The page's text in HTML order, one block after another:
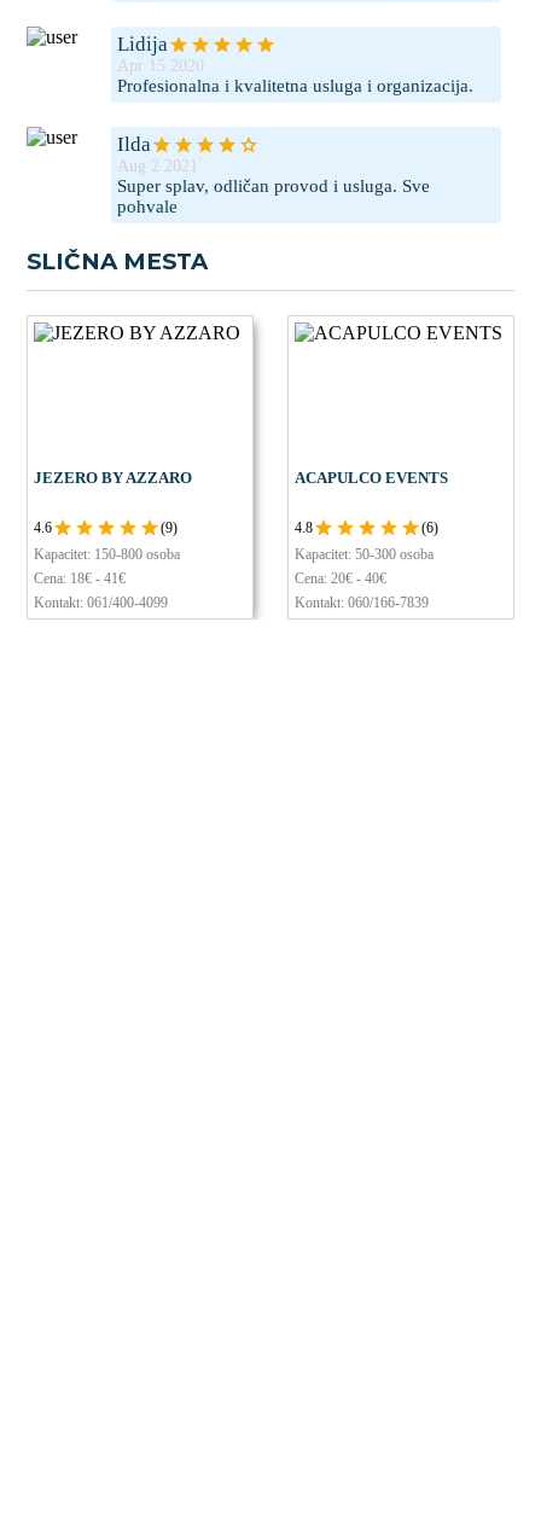
Lidija
Apr 15 2020
Profesionalna i kvalitetna usluga i organizacija.
Ilda
Aug 2 2021
Super splav, odličan provod i usluga. Sve
pohvale
SLIČNA MESTA
JEZERO BY AZZARO
4.6
(9)
Kapacitet: 150-800 osoba
Cena: 18€ - 41€
Kontakt:061/400-4099
ACAPULCO EVENTS
4.8
(6)
Kapacitet:50-300 osoba
Cena: 20€ - 40€
Kontakt:060/166-7839